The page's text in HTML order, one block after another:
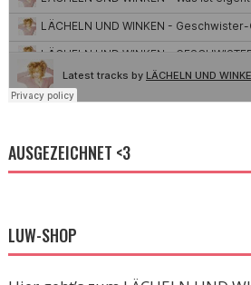
AUSGEZEICHNET <3
LUW-SHOP